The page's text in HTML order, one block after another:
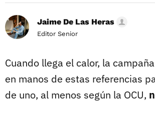
Jaime De Las Heras
Editor Senior
Cuando llega el calor, la
en manos de estas referencias
de uno, al menos según la OCU,